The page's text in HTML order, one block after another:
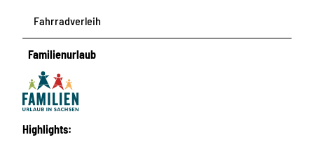
Fahrradverleih
Familienurlaub
Highlights: